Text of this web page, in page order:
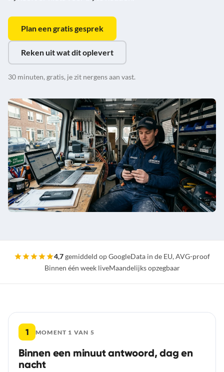
Plan een gratis gesprek
Reken uit wat dit oplevert
30 minuten, gratis, je zit nergens aan vast.
4,7gemiddeld op GoogleData in de EU, AVG-proof
Binnen één week liveMaandelijks opzegbaar
De vijf momenten
1 MOMENT 1 VAN 5
Binnen een minuut antwoord, dag en
nacht